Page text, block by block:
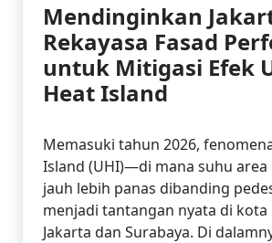
Mendinginkan
Rekayasa Fasad
untuk Mitigasi Efek
Heat Island
Memasuki tahun 2026,
Island (UHI)—di mana suhu
jauh lebih panas dibanding
menjadi tantangan nyata di kota
Jakarta dan Surabaya. Di